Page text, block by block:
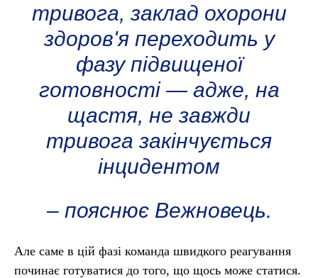
тривога, заклад охорони
здоров'я переходить у
фазу підвищеної
готовності — адже, на
щастя, не завжди
тривога закінчується
інцидентом
– пояснює Вежновець.
Але саме в цій фазі команда швидкого реагування
починає готуватися до того, що щось може статися.